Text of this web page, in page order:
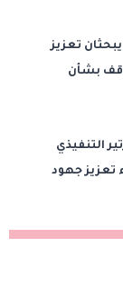
تعزيز
بشأن
التنفيذي
تعزيز جهود